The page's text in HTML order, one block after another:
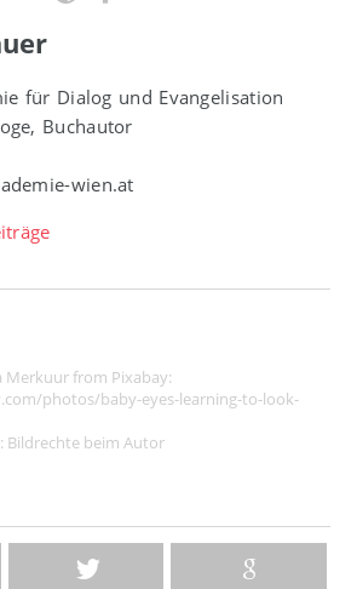
für Dialog und Evangelisation
Buchautor
wien.at
Merkuur from Pixabay:
photos/baby-eyes-learning-to-look-
Bildrechte beim Autor